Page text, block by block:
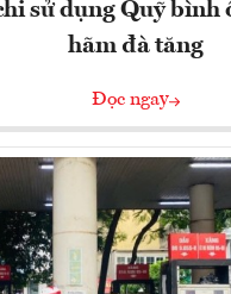
sử dụng Quỹ bình
hãm đà tăng
Đọc ngay